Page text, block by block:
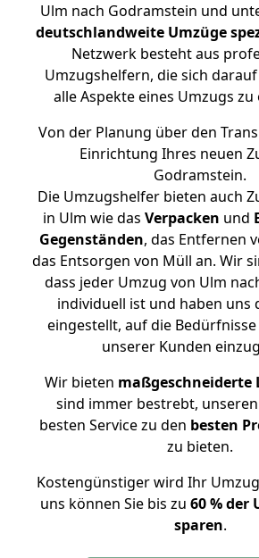
Ulm nach Godramstein und
deutschlandweite Umzüge
Netzwerk besteht aus
Umzugshelfern, die sich
alle Aspekte eines Umzugs
Von der Planung über den
Einrichtung Ihres neuen
Godramstein.
Die Umzugshelfer bieten auch
in Ulm wie das Verpacken und
Gegenständen, das Entfernen
das Entsorgen von Müll an. Wir
dass jeder Umzug von Ulm
individuell ist und haben uns
eingestellt, auf die
unserer Kunden
Wir bieten maßgeschneiderte
sind immer bestrebt,
besten Service zu den besten
zu bieten.
Kostengünstiger wird Ihr
uns können Sie bis zu 60 % der
sparen.